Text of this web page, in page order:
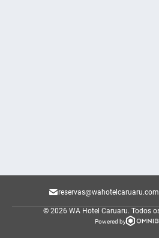
© 2026 WA Hotel Caruaru. Todos
Powered by